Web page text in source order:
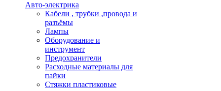
Авто-электрика
Кабели , трубки ,провода и
разъёмы
Лампы
Оборудование и
инструмент
Предохранители
Расходные материалы для
пайки
Стяжки пластиковые